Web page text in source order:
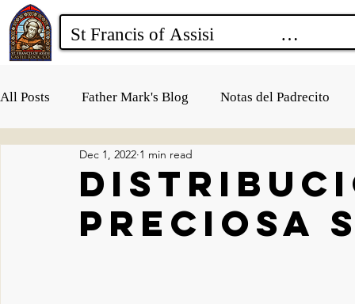
All Posts Father Mark's Blog Notas del Padrecito
Preciosa
Dec 1, 2022 1 min read